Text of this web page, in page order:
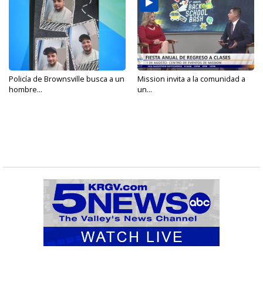
Policía de Brownsville busca a un
hombre...
Mission invita a la comunidad a
un...